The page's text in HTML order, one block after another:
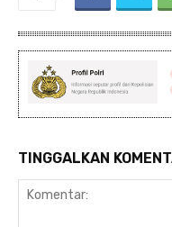
TINGGALKAN